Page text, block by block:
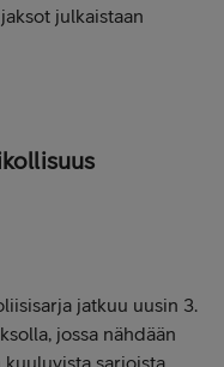
julkaistaan
jatkuu uusin 3.
jossa nähdään
sarjoista